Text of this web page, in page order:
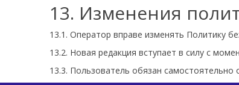
13. Изменения
13.1. Оператор вправе изменять Политику
13.2. Новая редакция вступает в силу с
13.3. Пользователь обязан